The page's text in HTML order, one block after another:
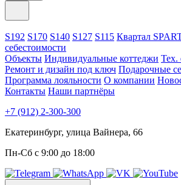
S192 S170 S140 S127 S115 Квартал
себестоимости
Объекты Индивидуальные коттеджи Тех.
Ремонт и дизайн под ключ Подарочные
Программа лояльности О компании
Контакты Наши партнёры
+7 (912) 2-300-300
Екатеринбург, улица Вайнера, 66
Пн-Сб с 9:00 до 18:00